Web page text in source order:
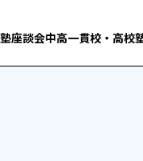
座談会中高一貫校・高校